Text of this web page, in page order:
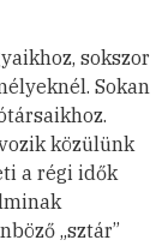
sokszor
Sokan
közülünk
a régi idők
„sztár”